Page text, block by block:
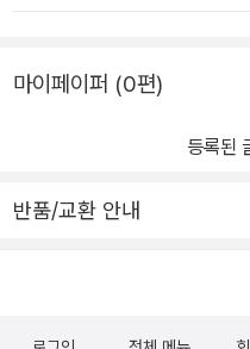
을 시인처럼 살고 싶은 독자로
~
기가 더 힘들어지는 청소년과
없을 만큼 큽니다. 반달에서도
다시 다가올 아픔이지만 알면
마이페이퍼 (0편)
등록된
반품/교환 안내